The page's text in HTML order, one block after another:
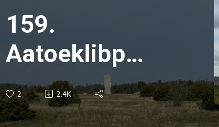
159.
Aatoeklibpe,
Aatoklimpoe,
Atoklimpen -
2 2.4K